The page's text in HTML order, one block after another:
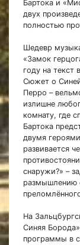
Бартока и
двух
полностью
Шедевр
«Замок
году на текст
Сюжет о
Перро –
излишне
комнату, где
Бартока
двумя
развивается
снаружи?» –
размышлению
На
Синяя
программы в